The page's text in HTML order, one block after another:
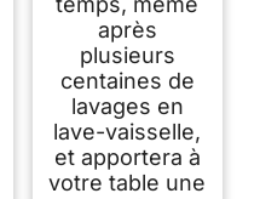
après
plusieurs
centaines de
lavages en
lave-vaisselle,
et apportera à
votre table une